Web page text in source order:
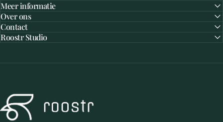
Meer informatie
Over ons
Contact
Roostr Studio
Roostr Buitenkeukens